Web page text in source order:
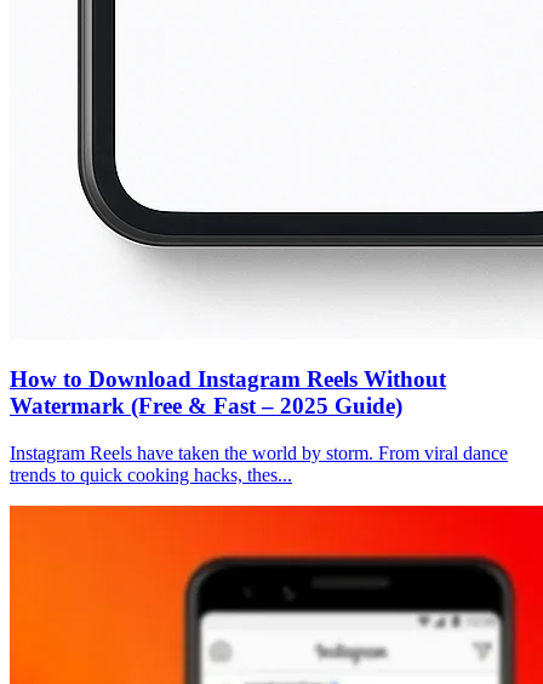
How to Download Instagram Reels Without
Watermark (Free & Fast – 2025 Guide)
Instagram Reels have taken the world by storm. From viral dance
trends to quick cooking hacks, thes...